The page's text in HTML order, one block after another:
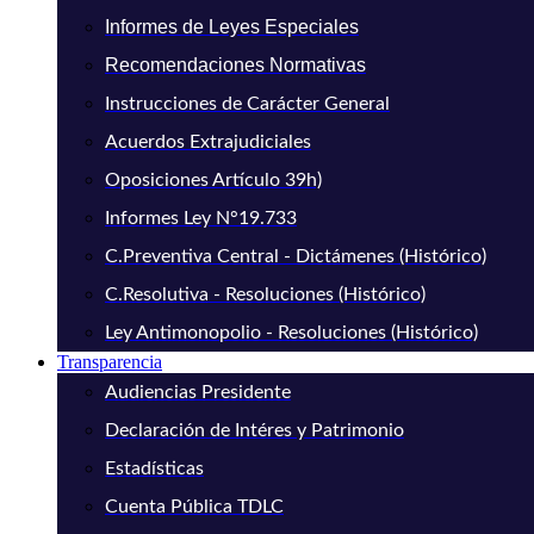
Informes de Leyes Especiales
Recomendaciones Normativas
Instrucciones de Carácter General
Acuerdos Extrajudiciales
Oposiciones Artículo 39h)
Informes Ley N°19.733
C.Preventiva Central - Dictámenes (Histórico)
C.Resolutiva - Resoluciones (Histórico)
Ley Antimonopolio - Resoluciones (Histórico)
Transparencia
Audiencias Presidente
Declaración de Intéres y Patrimonio
Estadísticas
Cuenta Pública TDLC